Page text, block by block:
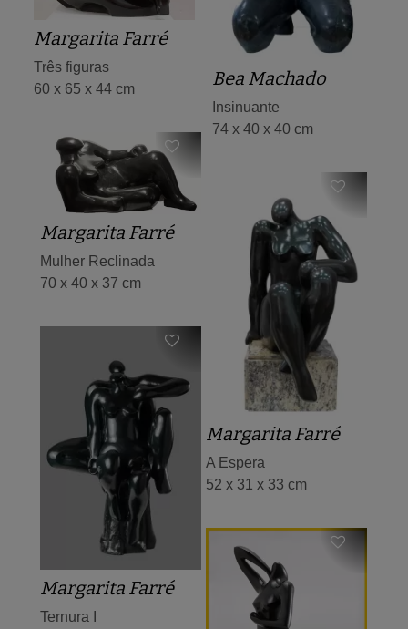
Bea Machado
Insinuante
74 x 40 x 40 cm
Margarita Farré
Três figuras
60 x 65 x 44 cm
Margarita Farré
Mulher Reclinada
70 x 40 x 37 cm
Margarita Farré
A Espera
52 x 31 x 33 cm
Margarita Farré
Ternura I